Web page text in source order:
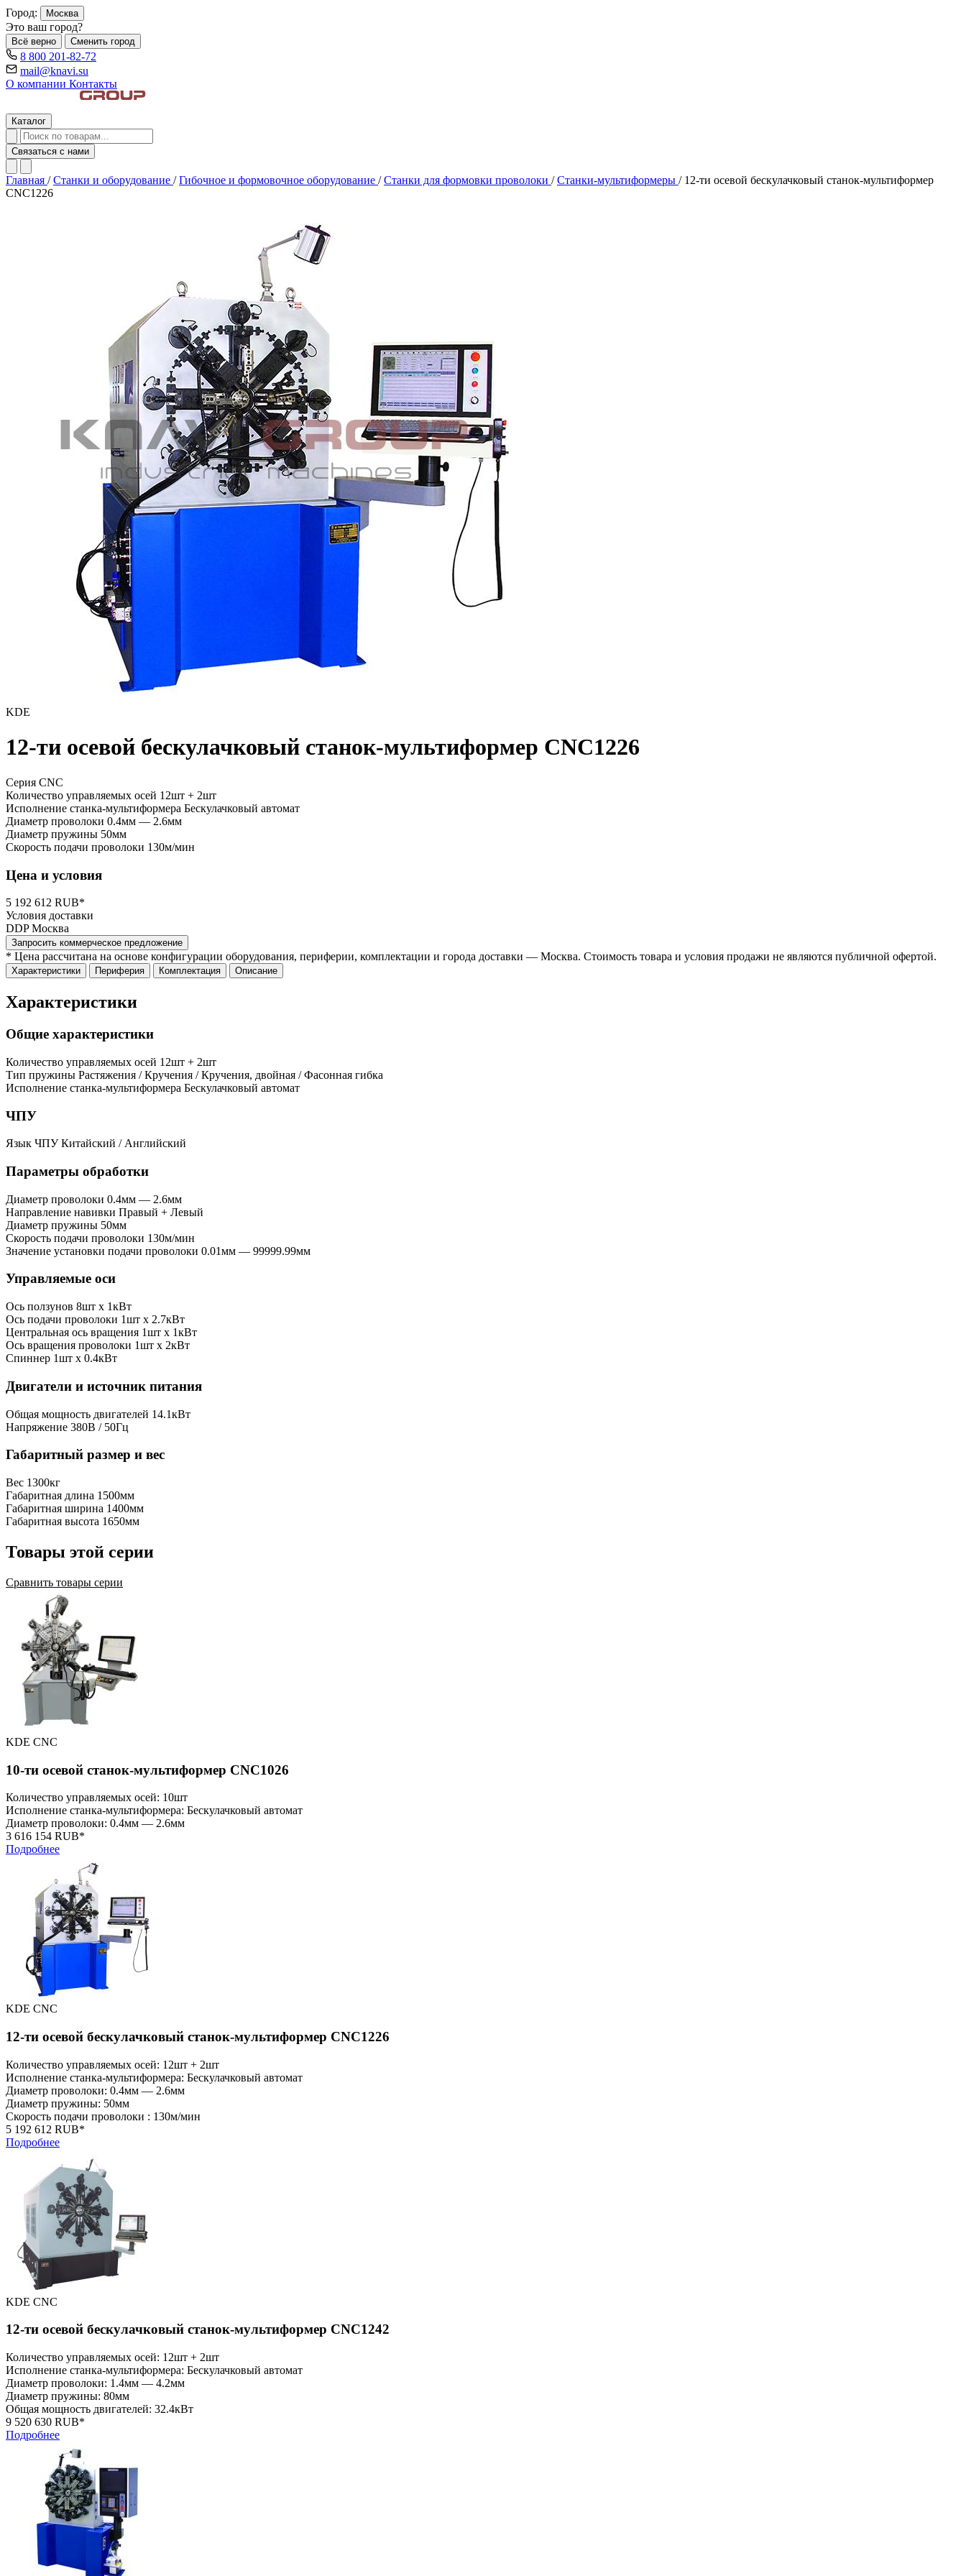
Город: Москва
Это ваш город?
Всё верно Сменить город
8 800 201-82-72
mail@knavi.su
О компании Контакты
Каталог
Связаться с нами
Главная / Станки и оборудование / Гибочное и формовочное оборудование / Станки для формовки проволоки / Станки-мультиформеры / 12-ти осевой бескулачковый станок-мультиформер
CNC1226
KDE
12-ти осевой бескулачковый станок-мультиформер CNC1226
Серия CNC
Количество управляемых осей 12шт + 2шт
Исполнение станка-мультиформера Бескулачковый автомат
Диаметр проволоки 0.4мм — 2.6мм
Диаметр пружины 50мм
Скорость подачи проволоки 130м/мин
Цена и условия
5 192 612 RUB*
Условия доставки
DDP Москва
Запросить коммерческое предложение
* Цена рассчитана на основе конфигурации оборудования, периферии, комплектации и города доставки — Москва. Стоимость товара и условия продажи не являются публичной офертой.
Характеристики Периферия Комплектация Описание
Характеристики
Общие характеристики
Количество управляемых осей 12шт + 2шт
Тип пружины Растяжения / Кручения / Кручения, двойная / Фасонная гибка
Исполнение станка-мультиформера Бескулачковый автомат
ЧПУ
Язык ЧПУ Китайский / Английский
Параметры обработки
Диаметр проволоки 0.4мм — 2.6мм
Направление навивки Правый + Левый
Диаметр пружины 50мм
Скорость подачи проволоки 130м/мин
Значение установки подачи проволоки 0.01мм — 99999.99мм
Управляемые оси
Ось ползунов 8шт x 1кВт
Ось подачи проволоки 1шт x 2.7кВт
Центральная ось вращения 1шт x 1кВт
Ось вращения проволоки 1шт x 2кВт
Спиннер 1шт x 0.4кВт
Двигатели и источник питания
Общая мощность двигателей 14.1кВт
Напряжение 380В / 50Гц
Габаритный размер и вес
Вес 1300кг
Габаритная длина 1500мм
Габаритная ширина 1400мм
Габаритная высота 1650мм
Товары этой серии
Сравнить товары серии
KDE CNC
10-ти осевой станок-мультиформер CNC1026
Количество управляемых осей: 10шт
Исполнение станка-мультиформера: Бескулачковый автомат
Диаметр проволоки: 0.4мм — 2.6мм
3 616 154 RUB*
Подробнее
KDE CNC
12-ти осевой бескулачковый станок-мультиформер CNC1226
Количество управляемых осей: 12шт + 2шт
Исполнение станка-мультиформера: Бескулачковый автомат
Диаметр проволоки: 0.4мм — 2.6мм
Диаметр пружины: 50мм
Скорость подачи проволоки : 130м/мин
5 192 612 RUB*
Подробнее
KDE CNC
12-ти осевой бескулачковый станок-мультиформер CNC1242
Количество управляемых осей: 12шт + 2шт
Исполнение станка-мультиформера: Бескулачковый автомат
Диаметр проволоки: 1.4мм — 4.2мм
Диаметр пружины: 80мм
Общая мощность двигателей: 32.4кВт
9 520 630 RUB*
Подробнее